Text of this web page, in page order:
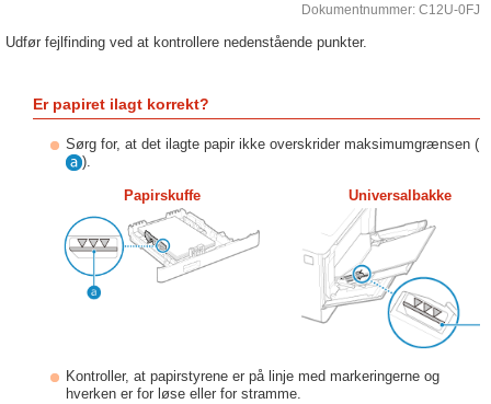
Dokumentnummer: C12U-0FJ
Udfør fejlfinding ved at kontrollere nedenstående punkter.
Er papiret ilagt korrekt?
Sørg for, at det ilagte papir ikke overskrider maksimumgrænsen (
).
Papirskuffe Universalbakke
Kontroller, at papirstyrene er på linje med markeringerne og
hverken er for løse eller for stramme.